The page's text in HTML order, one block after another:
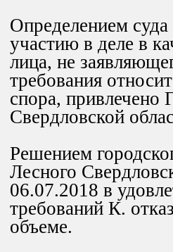
Определением
участию в деле в
лица, не
требования
спора,
Свердловской
Решением
Лесного
06.07.2018 в
требований К.
объеме.